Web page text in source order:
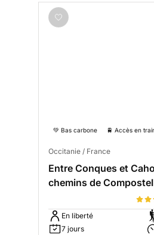
💚 Bas carbone 🚆 Accès en
Occitanie / France
Entre Conques et
chemins de
En liberté
7 jours